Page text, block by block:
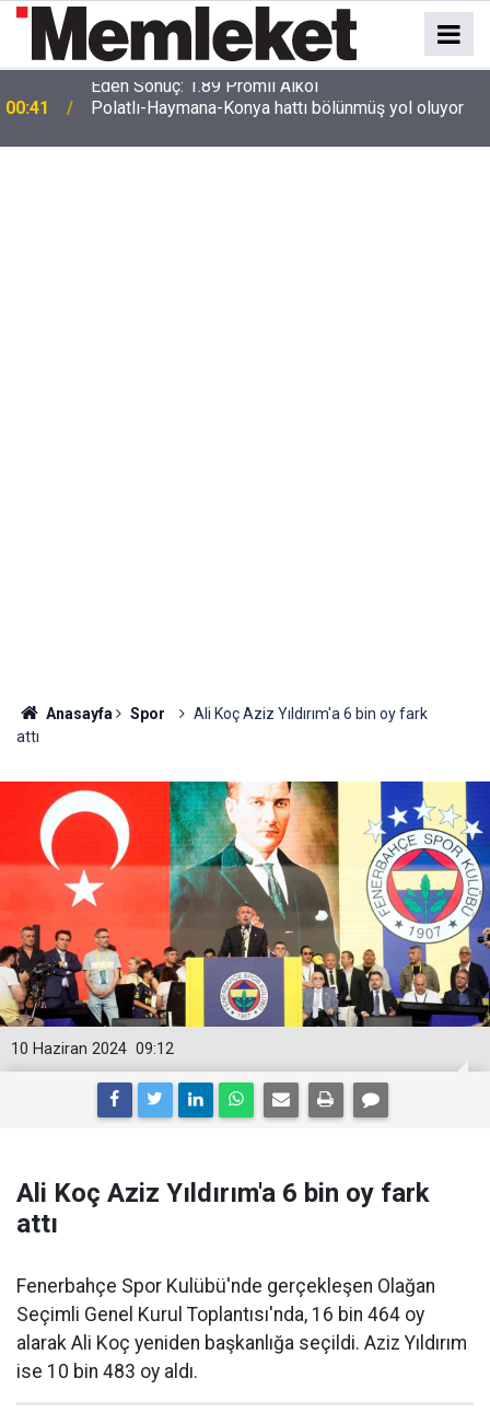
00:41 Polatlı-Haymana-Konya hattı bölünmüş yol oluyor
Anasayfa Spor
Ali Koç Aziz Yıldırım'a 6 bin oy fark
attı
09:12
10 Haziran 2024
Ali Koç Aziz Yıldırım'a 6 bin oy fark
attı
Fenerbahçe Spor Kulübü'nde gerçekleşen Olağan
Seçimli Genel Kurul Toplantısı'nda, 16 bin 464 oy
alarak Ali Koç yeniden başkanlığa seçildi. Aziz Yıldırım
ise 10 bin 483 oy aldı.